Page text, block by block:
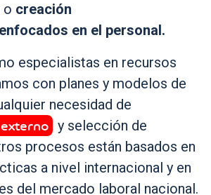
o creación
en el personal.
especialistas en recursos
con planes y modelos de
necesidad de
y selección de
procesos están basados en
a nivel internacional y en
del mercado laboral nacional.